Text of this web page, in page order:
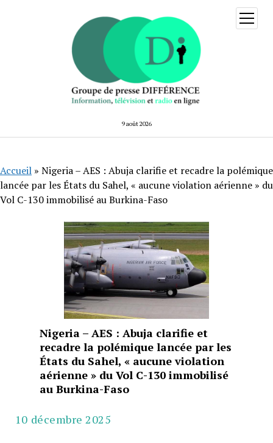
9 août 2026
ouvrir
menu
Accueil » Nigeria – AES : Abuja clarifie et recadre la polémique
lancée par les États du Sahel, « aucune violation aérienne » du
Vol C-130 immobilisé au Burkina-Faso
Nigeria – AES : Abuja clarifie et
recadre la polémique lancée par les
États du Sahel, « aucune violation
aérienne » du Vol C-130 immobilisé
au Burkina-Faso
10 décembre 2025